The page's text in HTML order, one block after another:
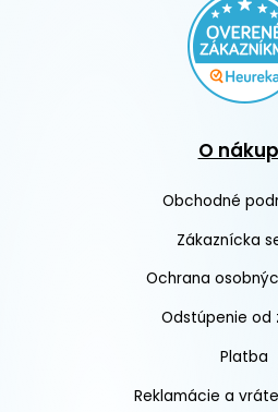
O
Obchodné
Zákaznícka
Ochrana
Odstúpenie od
Platba
Reklamácie a